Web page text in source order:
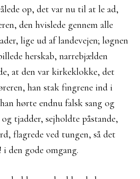
op, det var nu til at le ad,
den hvislede gennem alle
lige ud af landevejen; løgnen
herskab, narrebjælden
at den var kirkeklokke, det
han stak fingrene ind i
hørte endnu falsk sang og
tjadder, sejholdte påstande,
flagrede ved tungen, så det
den gode omgang.